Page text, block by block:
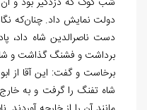
دولت نمایش داد. چنان‌که
دست ناصرالدین شاه داد،
برداشت و فشنگ گذاشت و
برخاست و گفت: این آقا از
شاه تفنگ را گرفت و به